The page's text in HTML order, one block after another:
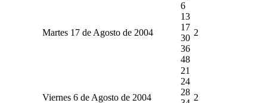
Martes 17 de Agosto de 2004
6
13
17
30
36
48
2
Viernes 6 de Agosto de 2004
21
24
28
2